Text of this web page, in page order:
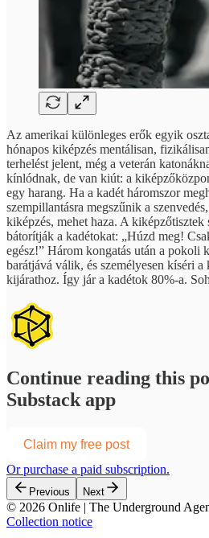
Az amerikai különleges erők egyik
hónapos kiképzés mentálisan,
terhelést jelent, még a veterán
kínlódnak, de van kiút: a
egy harang. Ha a kadét háromszor
szempillantásra megszűnik a
kiképzés, mehet haza. A
bátorítják a kadétokat: „Húzd meg!
egész!” Három kongatás után a pokoli
barátjává válik, és személyesen kíséri
kijárathoz. Így jár a kadétok 80%-a.
Continue reading this
Substack app
Claim my free post
Or purchase a paid subscription.
Previous Next
© 2026 Onlife | The Underground
Collection notice